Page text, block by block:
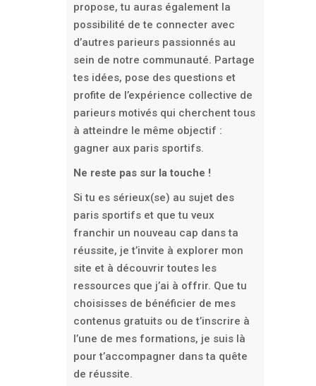
propose, tu auras également la
possibilité de te connecter avec
d’autres parieurs passionnés au
sein de notre communauté. Partage
tes idées, pose des questions et
profite de l’expérience collective de
parieurs motivés qui cherchent tous
à atteindre le même objectif :
gagner aux paris sportifs.
Ne reste pas sur la touche !
Si tu es sérieux(se) au sujet des
paris sportifs et que tu veux
franchir un nouveau cap dans ta
réussite, je t’invite à explorer mon
site et à découvrir toutes les
ressources que j’ai à offrir. Que tu
choisisses de bénéficier de mes
contenus gratuits ou de t’inscrire à
l’une de mes formations, je suis là
pour t’accompagner dans ta quête
de réussite.